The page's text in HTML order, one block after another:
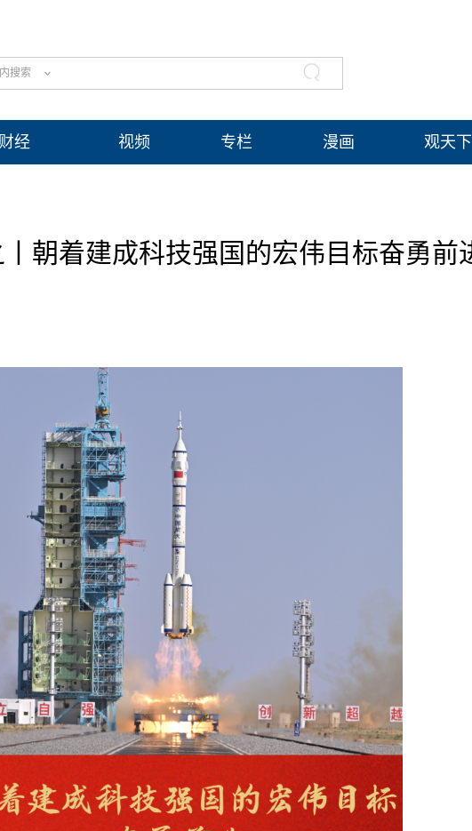
搜索
经 视频 专栏 漫画 观天下
朝着建成科技强国的宏伟目标奋勇前